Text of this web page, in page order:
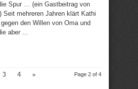
Spur … (ein Gastbeitrag von
Seit mehreren Jahren klärt Kathi
den Willen von Oma und
aber ...
Page 2 of 4
3 4 »